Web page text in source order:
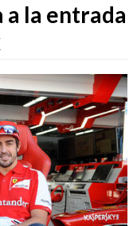
a la entrada